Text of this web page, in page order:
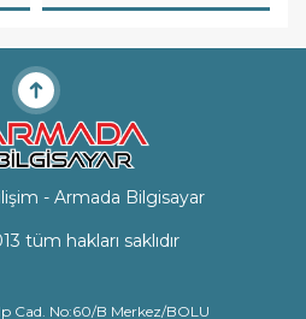
- Armada Bilgisayar
tüm hakları saklıdır
Cad. No:60/B Merkez/BOLU